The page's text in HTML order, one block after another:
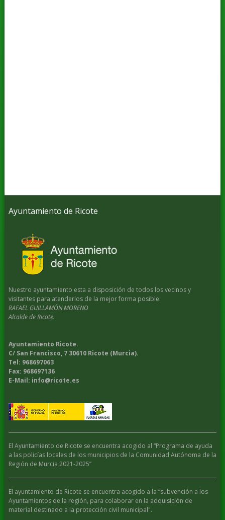
Ayuntamiento de Ricote
Nuestro ayuntamiento esta a disposición de todos los vecinos y
visitantes para atenderlos de la mejor forma posible.
RAFAEL GUILLAMÓN MORENO
Alcalde de Ricote.
Ayuntamiento Ricote.
C/ San Francisco, 7 30610 Ricote (Murcia).
Tel: 968697063
Fax: 968697136
E-Mail: info@ricote.es
El Ayuntamiento de Ricote se encuentra acogido al “Programa de ayuda
a las policías locales de los municipios de la Comunidad Autónoma de la
Región de Murcia 2021-2025”
El ayuntamiento de Ricote se encuentra acogido a la “subvención a los
Ayuntamientos de la región, para colaborar en la adquisición de
material destinado a la protección civil municipal".